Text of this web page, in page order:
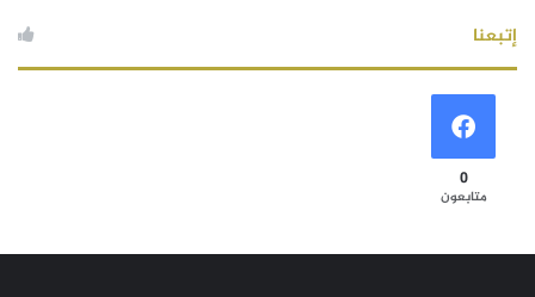
إتبعنا
0
متابعون